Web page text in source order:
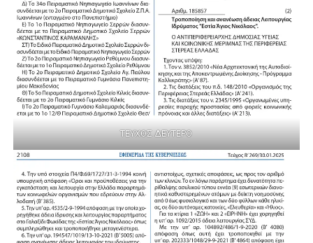
ΤΕΥΧΟΣ ΔΕΥΤΕΡΟ